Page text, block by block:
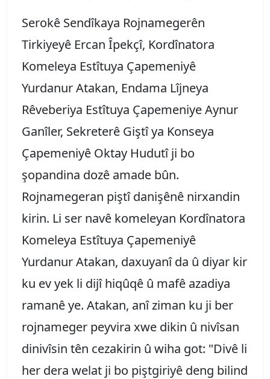
Serokê Sendîkaya Rojnamegerên
Tirkiyeyê Ercan Îpekçî, Kordînatora
Komeleya Estîtuya Çapemeniyê
Yurdanur Atakan, Endama Lîjneya
Rêveberiya Estîtuya Çapemeniye Aynur
Ganîler, Sekreterê Giştî ya Konseya
Çapemeniyê Oktay Hudutî ji bo
şopandina dozê amade bûn.
Rojnamegeran piştî danişênê nirxandin
kirin. Li ser navê komeleyan Kordînatora
Komeleya Estîtuya Çapemeniyê
Yurdanur Atakan, daxuyanî da û diyar kir
ku ev yek li dijî hiqûqê û mafê azadiya
ramanê ye. Atakan, anî ziman ku ji ber
rojnameger peyvira xwe dikin û nivîsan
dinivîsin tên cezakirin û wiha got: "Divê li
her dera welat ji bo piştgiriyê deng bilind